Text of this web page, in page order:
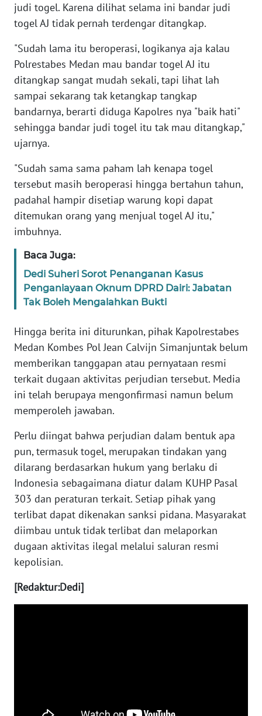
judi togel. Karena dilihat selama ini bandar judi
togel AJ tidak pernah terdengar ditangkap.
"Sudah lama itu beroperasi, logikanya aja kalau
Polrestabes Medan mau bandar togel AJ itu
ditangkap sangat mudah sekali, tapi lihat lah
sampai sekarang tak ketangkap tangkap
bandarnya, berarti diduga Kapolres nya "baik hati"
sehingga bandar judi togel itu tak mau ditangkap,"
ujarnya.
"Sudah sama sama paham lah kenapa togel
tersebut masih beroperasi hingga bertahun tahun,
padahal hampir disetiap warung kopi dapat
ditemukan orang yang menjual togel AJ itu,"
imbuhnya.
Baca Juga:
Dedi Suheri Sorot Penanganan Kasus
Penganiayaan Oknum DPRD Dairi: Jabatan
Tak Boleh Mengalahkan Bukti
Hingga berita ini diturunkan, pihak Kapolrestabes
Medan Kombes Pol Jean Calvijn Simanjuntak belum
memberikan tanggapan atau pernyataan resmi
terkait dugaan aktivitas perjudian tersebut. Media
ini telah berupaya mengonfirmasi namun belum
memperoleh jawaban.
Perlu diingat bahwa perjudian dalam bentuk apa
pun, termasuk togel, merupakan tindakan yang
dilarang berdasarkan hukum yang berlaku di
Indonesia sebagaimana diatur dalam KUHP Pasal
303 dan peraturan terkait. Setiap pihak yang
terlibat dapat dikenakan sanksi pidana. Masyarakat
diimbau untuk tidak terlibat dan melaporkan
dugaan aktivitas ilegal melalui saluran resmi
kepolisian.
[Redaktur:Dedi]
WN
WN
SUMBAR
WN
SUMSEL
BENGKULU
WN
LAMPUNG
JATENG
WN
NUSANTARA
JOGJA
WN
JATIM
WN
WN
KALBAR
WN
KALTENG
WN
KALTARA
WN